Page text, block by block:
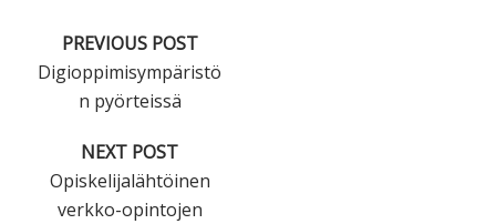
PREVIOUS POST
Digioppimisympäristö
n pyörteissä
NEXT POST
Opiskelijalähtöinen
verkko-opintojen